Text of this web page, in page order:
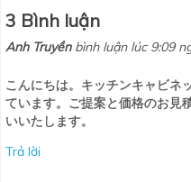
3 Bình luận
Anh Truyền bình luận lúc 9:09
こんにちは。キッチンキャビネ
ています。ご提案と価格のお見
いいたします。
Trả lời